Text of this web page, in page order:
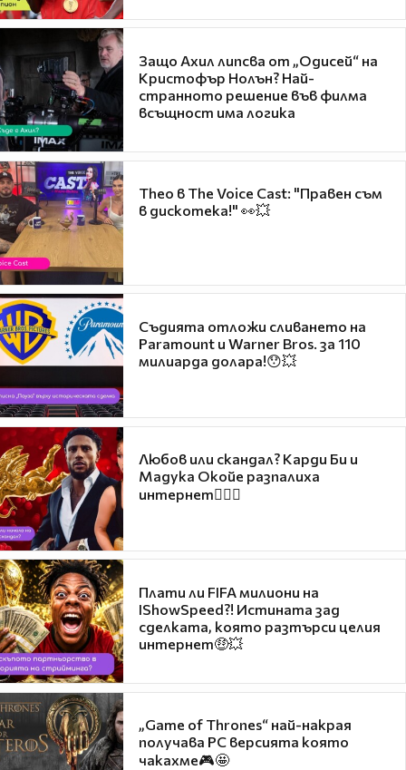
Защо Ахил липсва от „Одисей“ на
Кристофър Нолън? Най-
странното решение във филма
всъщност има логика
Theo в The Voice Cast: "Правен съм
в дискотека!" 👀💥
Съдията отложи сливането на
Paramount и Warner Bros. за 110
милиарда долара!😯💥
Любов или скандал? Карди Би и
Мадука Окойе разпалиха
интернет❤️‍🔥🔥
Плати ли FIFA милиони на
IShowSpeed?! Истината зад
сделката, която разтърси целия
интернет🤑💥
„Game of Thrones“ най-накрая
получава PC версията която
чакахме🎮🤩